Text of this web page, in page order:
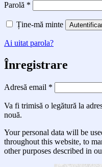
Parolă *
Ține-mă minte
Ai uitat parola?
Înregistrare
Adresă email *
Va fi trimisă o legătură la
nouă.
Your personal data will be
throughout this website, to
other purposes described in